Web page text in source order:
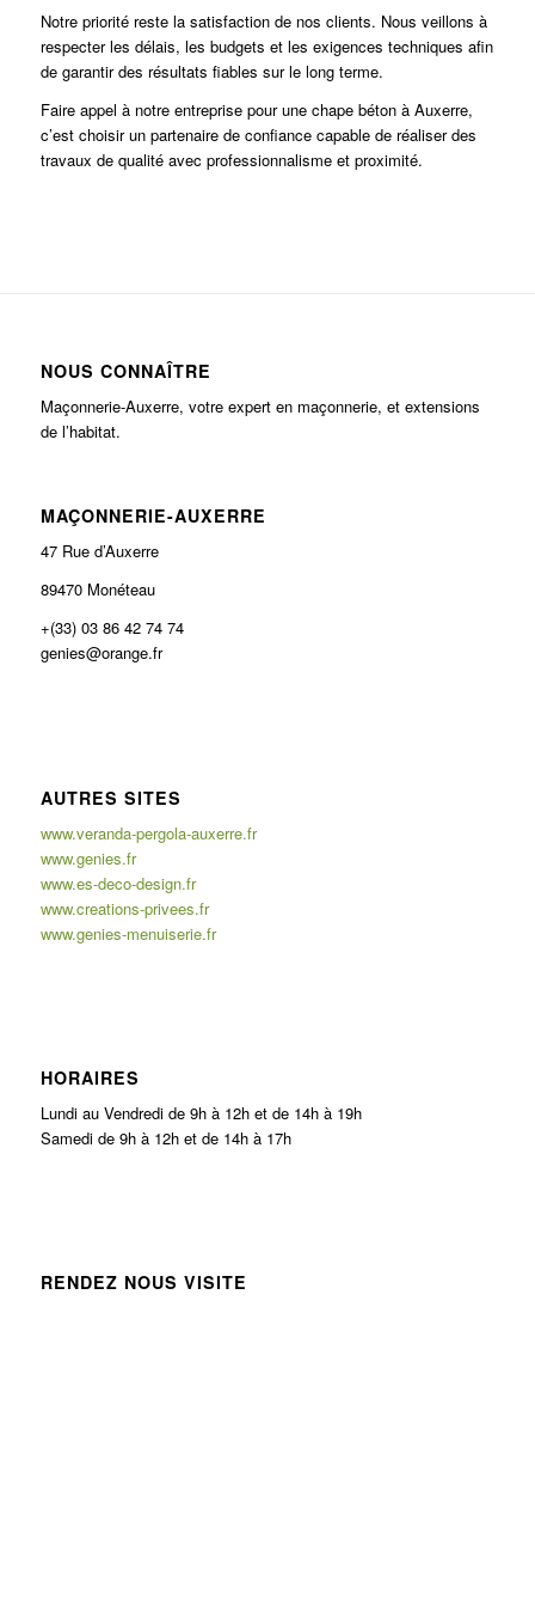
Notre priorité reste la satisfaction de nos clients. Nous veillons à
respecter les délais, les budgets et les exigences techniques afin
de garantir des résultats fiables sur le long terme.
Faire appel à notre entreprise pour une chape béton à Auxerre,
c’est choisir un partenaire de confiance capable de réaliser des
travaux de qualité avec professionnalisme et proximité.
NOUS CONNAÎTRE
Maçonnerie-Auxerre, votre expert en maçonnerie, et extensions
de l’habitat.
MAÇONNERIE-AUXERRE
47 Rue d’Auxerre
89470 Monéteau
+(33) 03 86 42 74 74
genies@orange.fr
AUTRES SITES
www.veranda-pergola-auxerre.fr
www.genies.fr
www.es-deco-design.fr
www.creations-privees.fr
www.genies-menuiserie.fr
HORAIRES
Lundi au Vendredi de 9h à 12h et de 14h à 19h
Samedi de 9h à 12h et de 14h à 17h
RENDEZ NOUS VISITE